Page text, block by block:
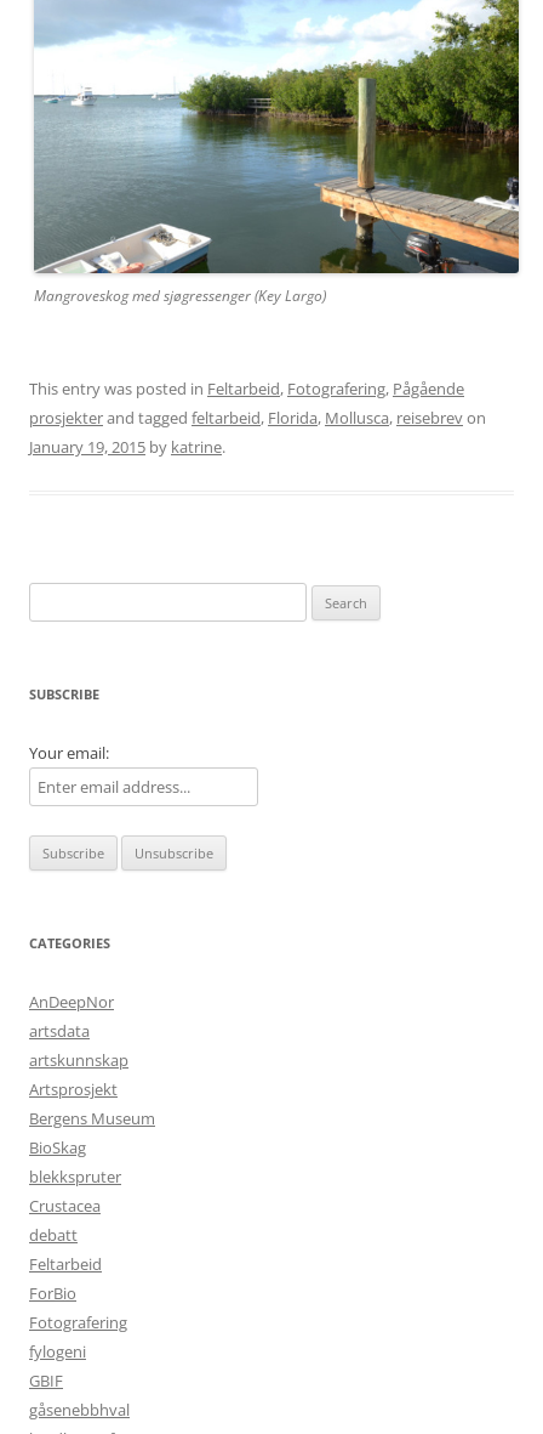
Mangroveskog med sjøgressenger (Key Largo)
This entry was posted in Feltarbeid, Fotografering, Pågående
prosjekterand tagged feltarbeid, Florida, Mollusca, reisebrevon
January 19, 2015 by katrine.
for:
SUBSCRIBE
Your email:
CATEGORIES
AnDeepNor
artsdata
artskunnskap
Artsprosjekt
Bergens Museum
BioSkag
blekkspruter
Crustacea
debatt
Feltarbeid
ForBio
Fotografering
fylogeni
GBIF
gåsenebbhval